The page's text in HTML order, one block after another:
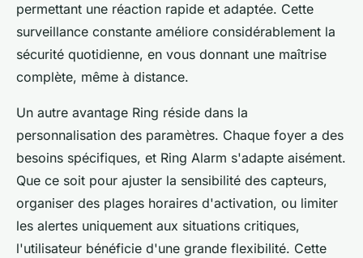
permettant une réaction rapide et adaptée. Cette
surveillance constante améliore considérablement la
sécurité quotidienne, en vous donnant une maîtrise
complète, même à distance.
Un autre avantage Ring réside dans la
personnalisation des paramètres. Chaque foyer a des
besoins spécifiques, et Ring Alarm s'adapte aisément.
Que ce soit pour ajuster la sensibilité des capteurs,
organiser des plages horaires d'activation, ou limiter
les alertes uniquement aux situations critiques,
l'utilisateur bénéficie d'une grande flexibilité. Cette